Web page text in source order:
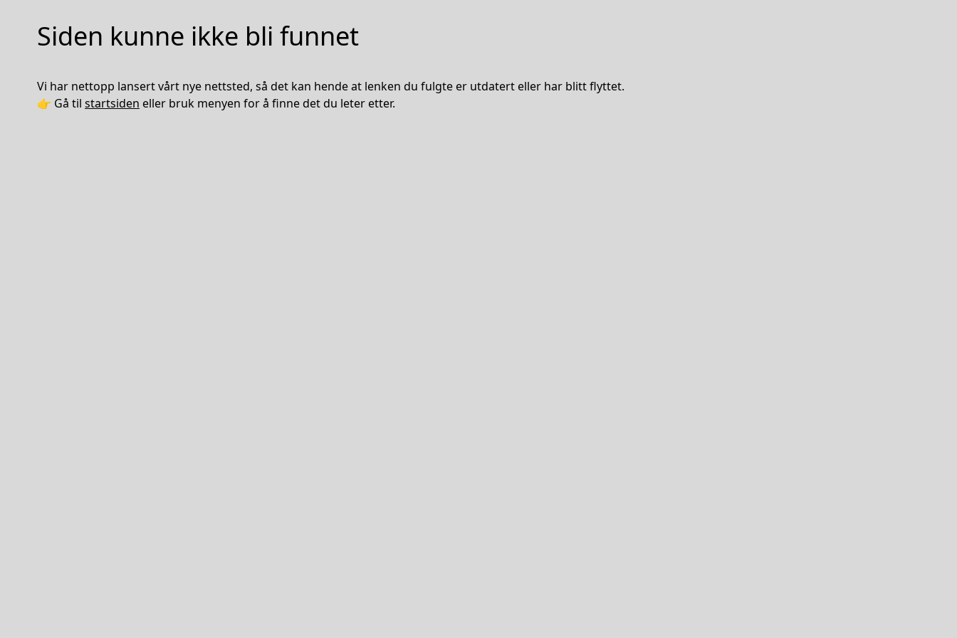
Siden kunne ikke bli funnet
Vi har nettopp lansert vårt nye nettsted, så det kan hende at lenken du fulgte er utdatert eller har blitt flyttet.
👉 Gå til startsiden eller bruk menyen for å finne det du leter etter.